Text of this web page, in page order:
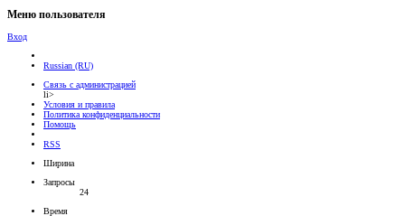
Меню пользователя
Вход
Russian (RU)
Связь с администрацией
li>
Условия и правила
Политика конфиденциальности
Помощь
RSS
Ширина
Запросы
24
Время